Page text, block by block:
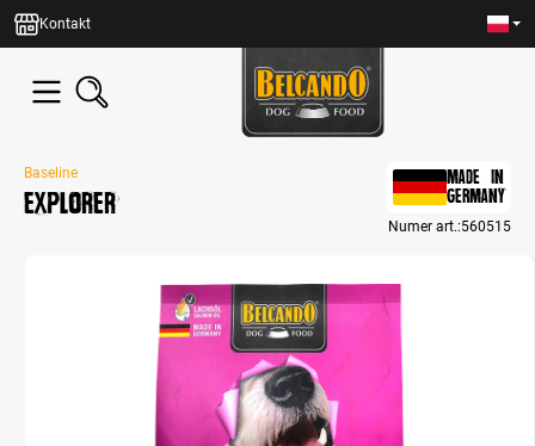
zawartości
Kontakt
Baseline
Explorer
MADE IN
GERMANY
Numer art.:560515